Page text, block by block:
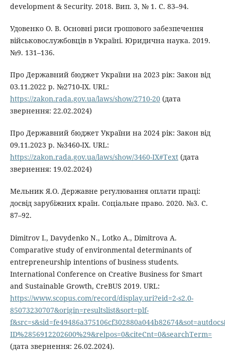
development & Security. 2018. Вип. 3, № 1. С. 83–94.
Удовенко О. В. Основні риси грошового забезпечення
військовослужбовців в Україні. Юридична наука. 2019.
№9. 131–136.
Про Державний бюджет України на 2023 рік: Закон від
03.11.2022 р. №2710-IX. URL:
https://zakon.rada.gov.ua/laws/show/2710-20(дата
звернення: 22.02.2024)
Про Державний бюджет України на 2024 рік: Закон від
09.11.2023 р. №3460-IX. URL:
https://zakon.rada.gov.ua/laws/show/3460-IX#Text(дата
звернення: 19.02.2024)
Мельник Я.О. Державне регулювання оплати праці:
досвід зарубіжних країн. Соціальне право. 2020. №3. С.
87–92.
Dimitrov I., Davydenko N., Lotko A., Dimitrova A.
Comparative study of environmental determinants of
entrepreneurship intentions of business students.
International Conference on Creative Business for Smart
and Sustainable Growth, CreBUS 2019. URL:
https://www.scopus.com/record/display.uri?eid=2-s2.0-
85073230707&origin=resultslist&sort=plf-
ID%2856912202600%29&relpos=0&citeCnt=0&searchTerm=
(дата звернення: 26.02.2024).